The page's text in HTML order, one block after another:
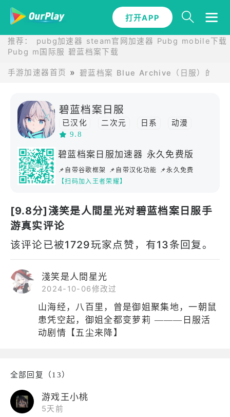
打开APP
推荐： pubg加速器 steam官网加速器 Pubg mobile下载
Pubg m国际服 碧蓝档案下载
手游加速器首页 碧蓝档案 Blue Archive（日服）的评
碧蓝档案日服
已汉化 二次元 日系
动漫
角色扮演
9.8
碧蓝档案日服加速器 永久免费版
📌自带谷歌框架 📌自带汉化功能 📌永久免费
【扫码加入王者荣耀】
[9.8分]淺笑是人間星光对碧蓝档案日服手
游真实评论
该评论已被1729玩家点赞，有13条回复。
淺笑是人間星光
2024-10-06修改过
山海经，八百里，曾是御姐聚集地，一朝鼠
患凭空起，御姐全都变萝莉 ———日服活
动剧情【五尘来降】
全部回复（13）
游戏王小桃
5天前